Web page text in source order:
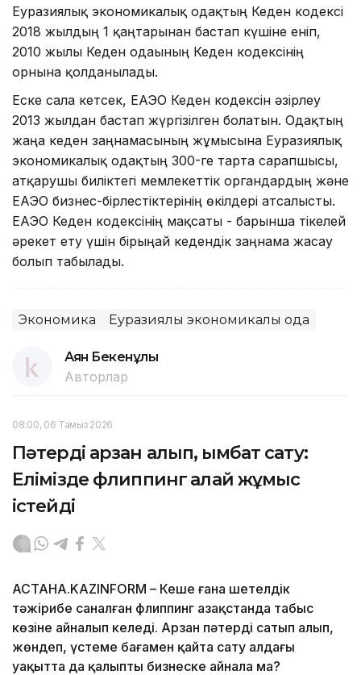
Еуразиялық экономикалық одақтың Кеден кодексі
2018 жылдың 1 қаңтарынан бастап күшіне еніп,
2010 жылғы Кеден одағының Кеден кодексінің
орнына қолданылады.
Еске сала кетсек, ЕАЭО Кеден кодексін әзірлеу
2013 жылдан бастап жүргізілген болатын. Одақтың
жаңа кеден заңнамасының жұмысына Еуразиялық
экономикалық одақтың 300-ге тарта сарапшысы,
атқарушы биліктегі мемлекеттік органдардың және
ЕАЭО бизнес-бірлестіктерінің өкілдері атсалысты.
ЕАЭО Кеден кодексінің мақсаты - барынша тікелей
әрекет ету үшін бірыңғай кедендік заңнама жасау
болып табылады.
Экономика Еуразиялық экономикалық одақ
Аян Бекенұлы
Авторлар
08:00, 06 Тамыз 2026
Пәтерді арзан алып, қымбат сату:
Елімізде флиппинг қалай жұмыс
істейді
АСТАНА.KAZINFORM – Кеше ғана шетелдік
тәжірибе саналған флиппинг Қазақстанда табыс
көзіне айналып келеді. Арзан пәтерді сатып алып,
жөндеп, үстеме бағамен қайта сату алдағы
уақытта да қалыпты бизнеске айнала ма?